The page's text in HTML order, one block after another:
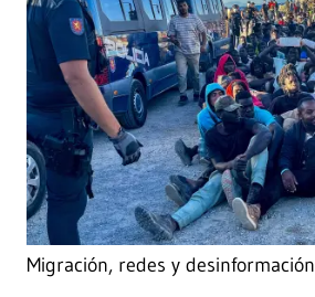
Migración, redes y desinformación